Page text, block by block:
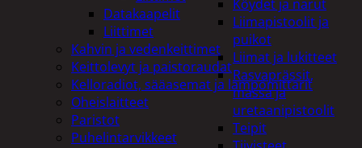
Köydet ja narut
Liimapistoolit ja
puikot
Liimat ja lukitteet
Rasvaprässit,
massa ja
uretaanipistoolit
Teipit
Datakaapelit
Liittimet
Kahvin ja vedenkeittimet
Keittolevyt ja paistoraudat
Kelloradiot, sääasemat ja lämpömittarit
Oheislaitteet
Paristot
Puhelintarvikkeet